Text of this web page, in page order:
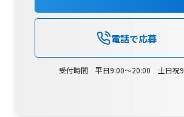
電話で応募
受付時間 平日9:00～20:00 土日祝